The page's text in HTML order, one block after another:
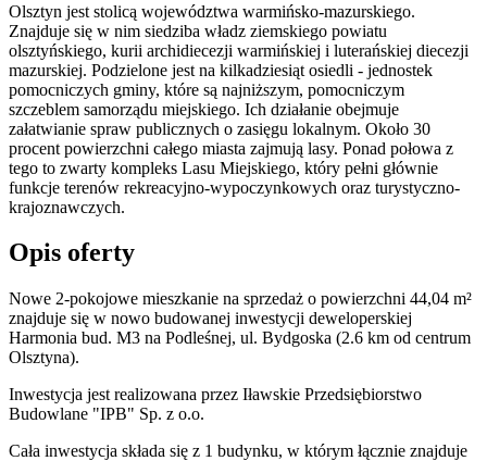
Olsztyn jest stolicą województwa warmińsko-mazurskiego.
Znajduje się w nim siedziba władz ziemskiego powiatu
olsztyńskiego, kurii archidiecezji warmińskiej i luterańskiej diecezji
mazurskiej. Podzielone jest na kilkadziesiąt osiedli - jednostek
pomocniczych gminy, które są najniższym, pomocniczym
szczeblem samorządu miejskiego. Ich działanie obejmuje
załatwianie spraw publicznych o zasięgu lokalnym. Około 30
procent powierzchni całego miasta zajmują lasy. Ponad połowa z
tego to zwarty kompleks Lasu Miejskiego, który pełni głównie
funkcje terenów rekreacyjno-wypoczynkowych oraz turystyczno-
krajoznawczych.
Opis oferty
Nowe 2-pokojowe mieszkanie na sprzedaż o powierzchni 44,04 m²
znajduje się w nowo budowanej inwestycji deweloperskiej
Harmonia bud. M3 na Podleśnej, ul. Bydgoska (2.6 km od centrum
Olsztyna).
Inwestycja jest realizowana przez Iławskie Przedsiębiorstwo
Budowlane "IPB" Sp. z o.o.
Cała inwestycja składa się z 1 budynku, w którym łącznie znajduje